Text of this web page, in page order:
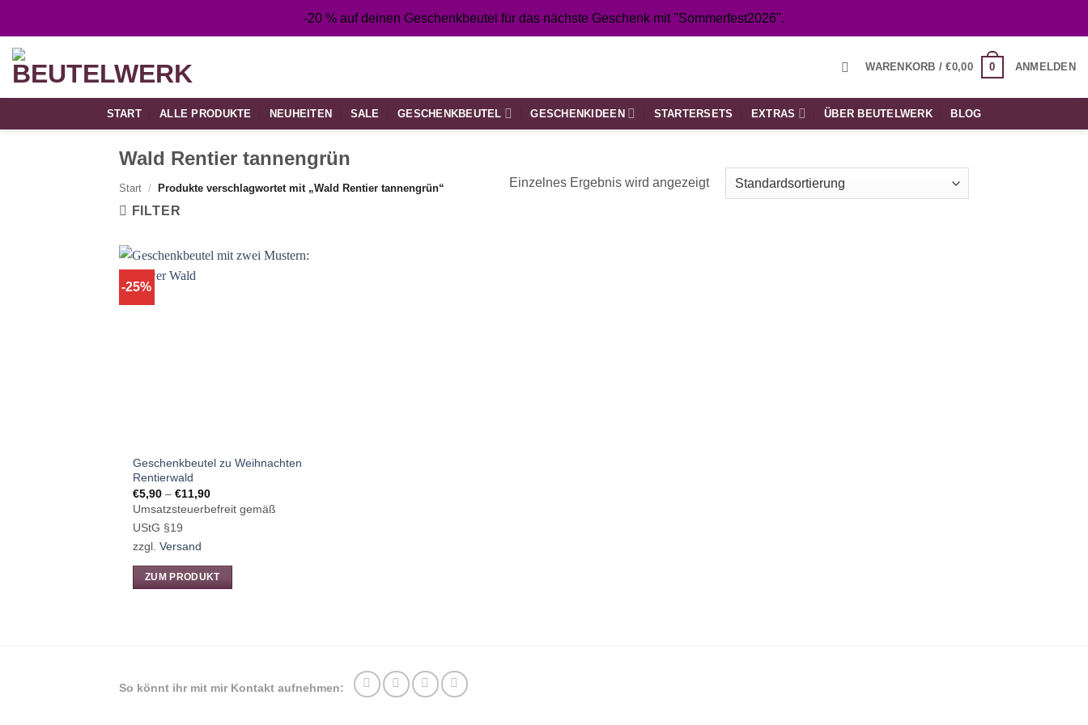
springen
-20 % auf deinen Geschenkbeutel für das nächste Geschenk mit "Sommerfest2026".
WARENKORB /€0,00 0 ANMELDEN
START ALLE PRODUKTE NEUHEITEN SALE GESCHENKBEUTEL GESCHENKIDEEN STARTERSETS EXTRAS ÜBER BEUTELWERK BLOG
Wald Rentier tannengrün
Start / Produkte verschlagwortet mit „Wald Rentier tannengrün“
FILTER
Einzelnes Ergebnis wird angezeigt
-25%
Geschenkbeutel zu Weihnachten
Rentierwald
€5,90 –€11,90Preisspanne:
€5,90
bis
Umsatzsteuerbefreit gemäß
UStG §19
zzgl.Versand
ZUM PRODUKT
auf.
So könnt ihr mit mir Kontakt aufnehmen: